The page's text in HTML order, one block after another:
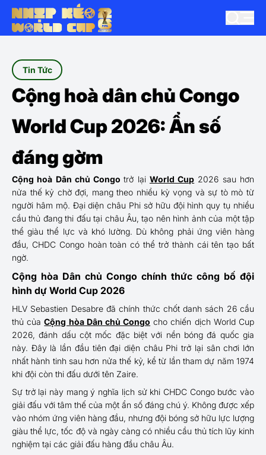
Tin Tức
Cộng hoà dân chủ Congo
World Cup 2026: Ẩn số
đáng gờm
Cộng hoà Dân chủ Congotrở lại World Cup 2026 sau hơn
nửa thế kỷ chờ đợi, mang theo nhiều kỳ vọng và sự tò mò từ
người hâm mộ. Đại diện châu Phi sở hữu đội hình quy tụ nhiều
cầu thủ đang thi đấu tại châu Âu, tạo nên hình ảnh của một tập
thể giàu thể lực và khó lường. Dù không phải ứng viên hàng
đầu, CHDC Congo hoàn toàn có thể trở thành cái tên tạo bất
ngờ.
Cộng hòa Dân chủ Congo chính thức công bố đội
hình dự World Cup 2026
HLV Sebastien Desabre đã chính thức chốt danh sách 26 cầu
thủ củaCộng hòa Dân chủ Congo cho chiến dịch World Cup
2026, đánh dấu cột mốc đặc biệt với nền bóng đá quốc gia
này. Đây là lần đầu tiên đại diện châu Phi trở lại sân chơi lớn
nhất hành tinh sau hơn nửa thế kỷ, kể từ lần tham dự năm 1974
khi đội còn thi đấu dưới tên Zaire.
Sự trở lại này mang ý nghĩa lịch sử khi CHDC Congo bước vào
giải đấu với tâm thế của một ẩn số đáng chú ý. Không được xếp
vào nhóm ứng viên hàng đầu, nhưng đội bóng sở hữu lực lượng
giàu thể lực, tốc độ và ngày càng có nhiều cầu thủ tích lũy kinh
nghiệm tại các giải đấu hàng đầu châu Âu.